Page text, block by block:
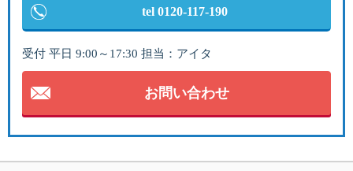
tel 0120-117-190
受付 平日 9:00～17:30 担当：アイタ
お問い合わせ